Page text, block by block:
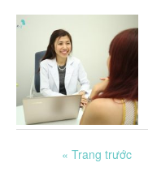
« Trang trước